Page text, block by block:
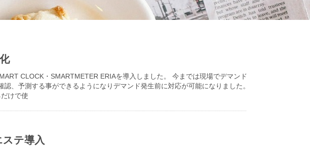
CLOCK・SMARTMETER ERIAを導入しました。 今までは現場でデマンド
、予測する事ができるようになりデマンド発生前に対応が可能になりました。
けで使
テ導入